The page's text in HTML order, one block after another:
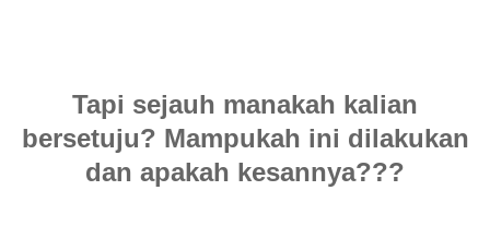
Tapi sejauh manakah kalian
bersetuju? Mampukah ini dilakukan
dan apakah kesannya???